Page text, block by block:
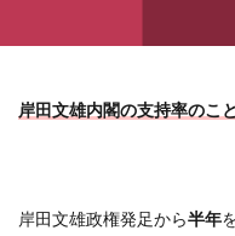
岸田文雄内閣の支持率のこ
岸田文雄政権発足から半年